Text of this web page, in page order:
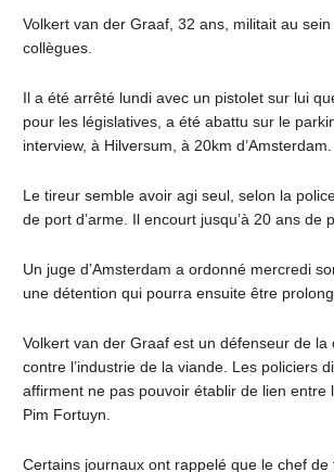
Volkert van der Graaf, 32 ans, militait au
collègues.
Il a été arrêté lundi avec un pistolet sur lui
pour les législatives, a été abattu sur le
interview, à Hilversum, à 20km d’Amsterdam.
Le tireur semble avoir agi seul, selon la
de port d’arme. Il encourt jusqu’à 20 ans de
Un juge d’Amsterdam a ordonné mercredi
une détention qui pourra ensuite être
Volkert van der Graaf est un défenseur de
contre l’industrie de la viande. Les policiers
affirment ne pas pouvoir établir de lien entre
Pim Fortuyn.
Certains journaux ont rappelé que le chef